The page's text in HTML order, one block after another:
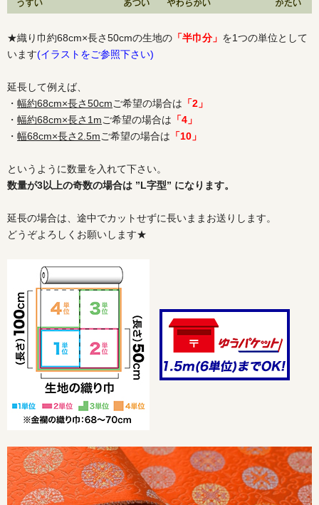
★織り巾約68cm×長さ50cmの生地の 「半巾分」 を1つの単位として
います(イラストをご参照下さい)
延長して例えば、
・ 幅約68cm×長さ50cmご希望の場合は 「2」
・ 幅約68cm×長さ1mご希望の場合は 「4」
・ 幅68cm×長さ2.5mご希望の場合は 「10」
というように数量を入れて下さい。
数量が3以上の奇数の場合は ”L字型” になります。
延長の場合は、途中でカットせずに長いままお送りします。
どうぞよろしくお願いします★